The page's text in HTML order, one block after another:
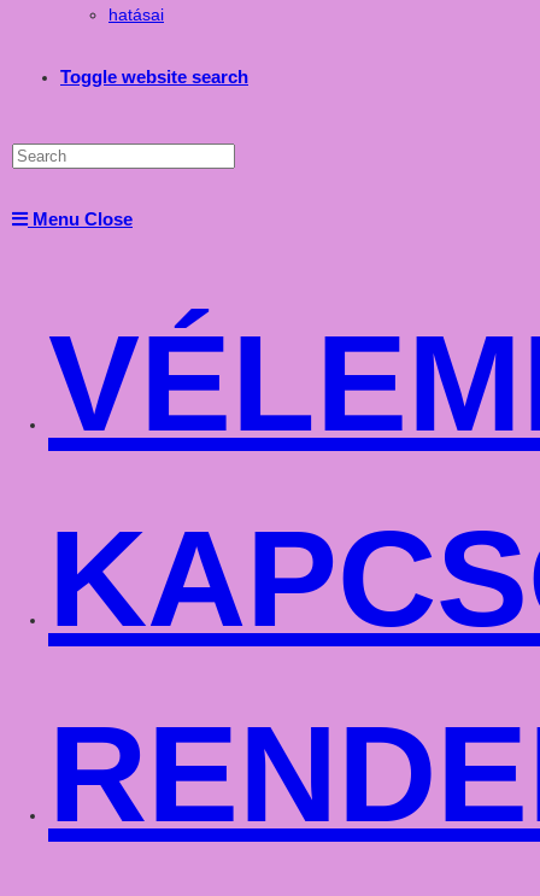
hatásai
Toggle website search
Menu Close